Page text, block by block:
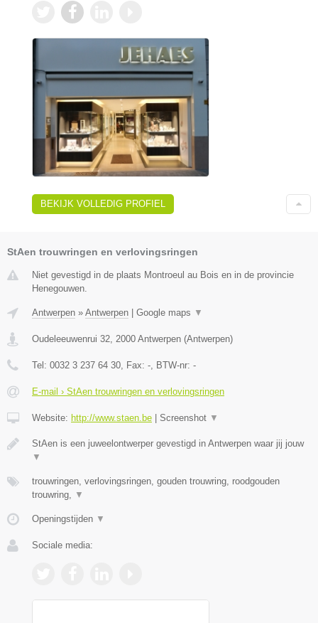
BEKIJK VOLLEDIG PROFIEL
StAen trouwringen en verlovingsringen
Niet gevestigd in de plaats Montroeul au Bois en in de provincie
Henegouwen.
Antwerpen » Antwerpen Google maps ▼
Oudeleeuwenrui 32 2000 Antwerpen (Antwerpen)
Tel: 0032 3 237 64 30 , Fax: - , BTW-nr: -
E-mail › StAen trouwringen en verlovingsringen
Website: http://www.staen.be Screenshot ▼
StAen is een juweelontwerper gevestigd in Antwerpen waar jij jouw
▼
trouwringen, verlovingsringen, gouden trouwring, roodgouden
trouwring,
▼
Openingstijden ▼
Sociale media: